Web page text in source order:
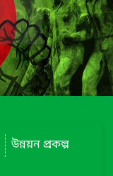
উন্নয়ন প্রকল্প